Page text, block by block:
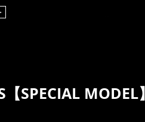
SPECIAL MODEL】